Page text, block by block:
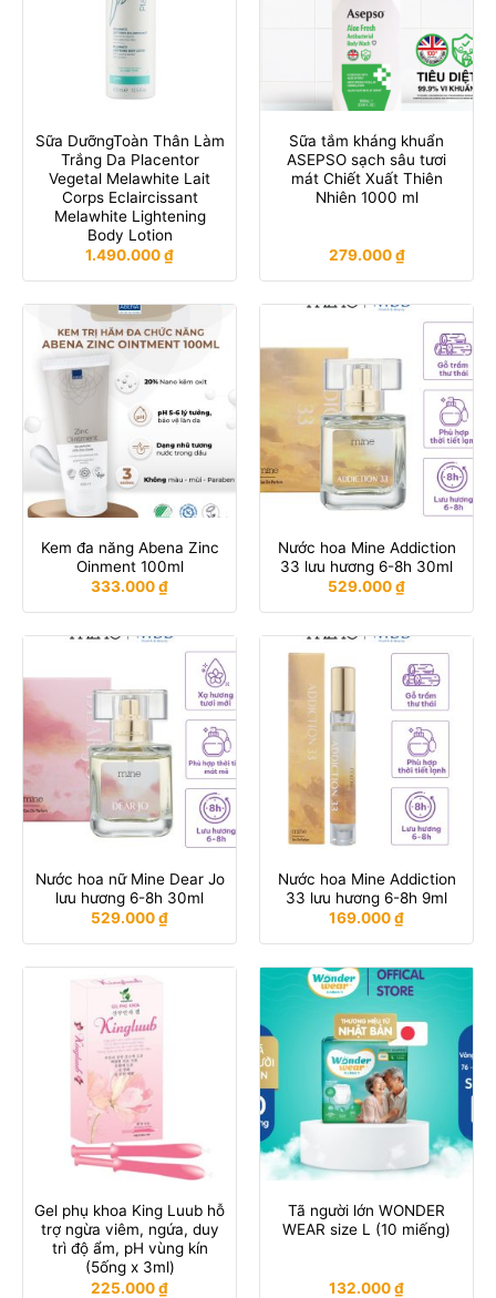
Sữa DưỡngToàn Thân Làm
Trắng Da Placentor
Vegetal Melawhite Lait
Corps Eclaircissant
Melawhite Lightening
Body Lotion
1.490.000₫
Sữa tắm kháng khuẩn
ASEPSO sạch sâu tươi
mát Chiết Xuất Thiên
Nhiên 1000 ml
279.000₫
Kem đa năng Abena Zinc
Oinment 100ml
333.000₫
Nước hoa Mine Addiction
33 lưu hương 6-8h 30ml
529.000₫
Nước hoa nữ Mine Dear Jo
lưu hương 6-8h 30ml
529.000₫
Nước hoa Mine Addiction
33 lưu hương 6-8h 9ml
169.000₫
Gel phụ khoa King Luub hỗ
trợ ngừa viêm, ngứa, duy
trì độ ẩm, pH vùng kín
(5ống x 3ml)
225.000₫
Tã người lớn WONDER
WEAR size L (10 miếng)
132.000₫